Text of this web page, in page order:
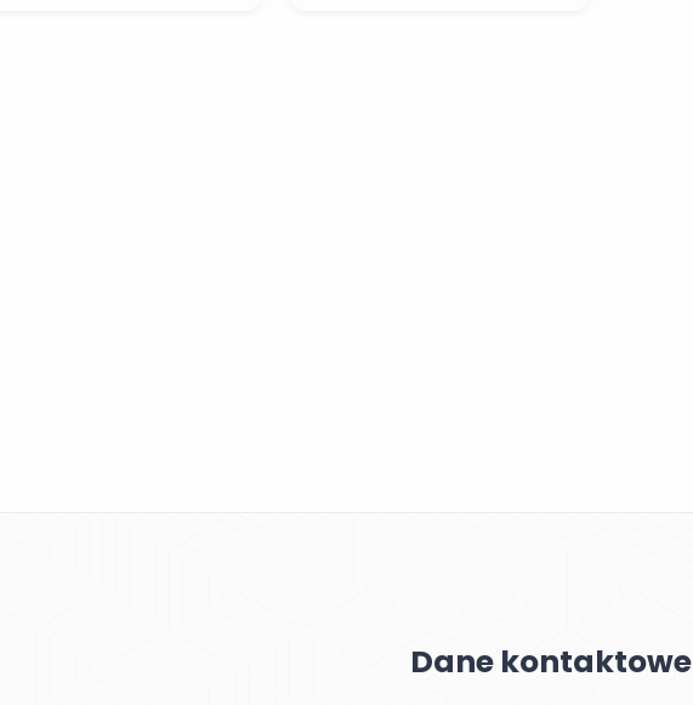
Dane kontaktowe